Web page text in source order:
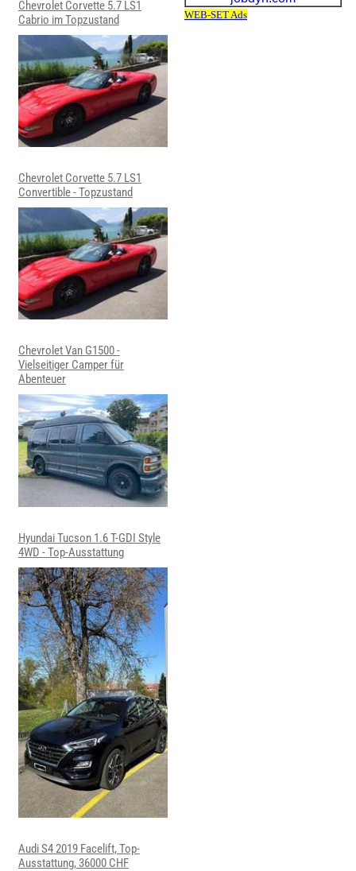
Chevrolet Corvette 5.7 LS1
Cabrio im Topzustand
Chevrolet Corvette 5.7 LS1
Convertible - Topzustand
Chevrolet Van G1500 -
Vielseitiger Camper für
Abenteuer
Hyundai Tucson 1.6 T-GDI Style
4WD - Top-Ausstattung
Audi S4 2019 Facelift, Top-
Ausstattung, 36000 CHF